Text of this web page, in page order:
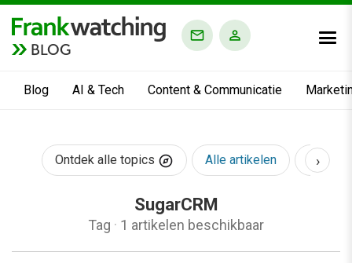
BLOG
Blog AI & Tech Content & Communicatie
Ontdek alle topics Alle artikelen AI &
›
SugarCRM
Tag · 1 artikelen beschikbaar